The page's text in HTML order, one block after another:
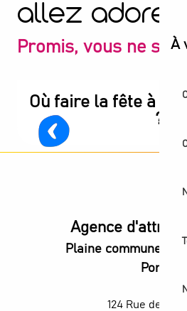
À
allez adorer
Promis, vous ne
Où faire la fête à
?
Agence
Plaine commune
Portes
124 Rue des